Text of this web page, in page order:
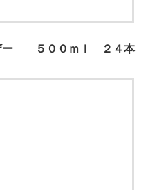
ー ５００ｍｌ ２４本